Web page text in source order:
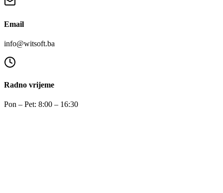
Email
info@witsoft.ba
Radno vrijeme
Pon – Pet: 8:00 – 16:30